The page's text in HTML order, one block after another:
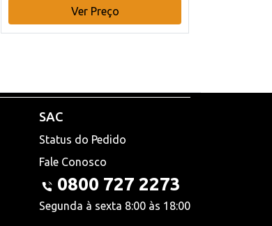
Ver Preço
SAC
Status do Pedido
Fale Conosco
0800 727 2273
Segunda à sexta 8:00 às 18:00